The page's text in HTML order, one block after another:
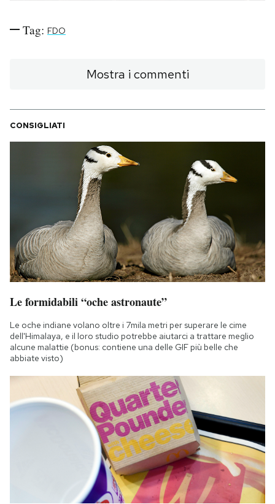
AREA PERSONALE
Area Personale
Newsletter
Notifiche mobile
Regala il Post
Hai bisogno di aiuto?
Esci
Tag: FDO
Mostra i commenti
CONSIGLIATI
Le formidabili “oche astronaute”
Le oche indiane volano oltre i 7mila metri per superare le cime
dell'Himalaya, e il loro studio potrebbe aiutarci a trattare meglio
alcune malattie (bonus: contiene una delle GIF più belle che
abbiate visto)